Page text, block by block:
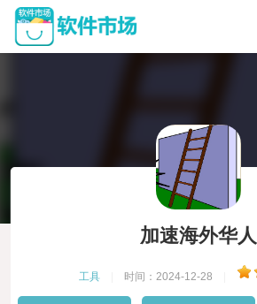
加速海外华人
工具 时间：2024-12-28